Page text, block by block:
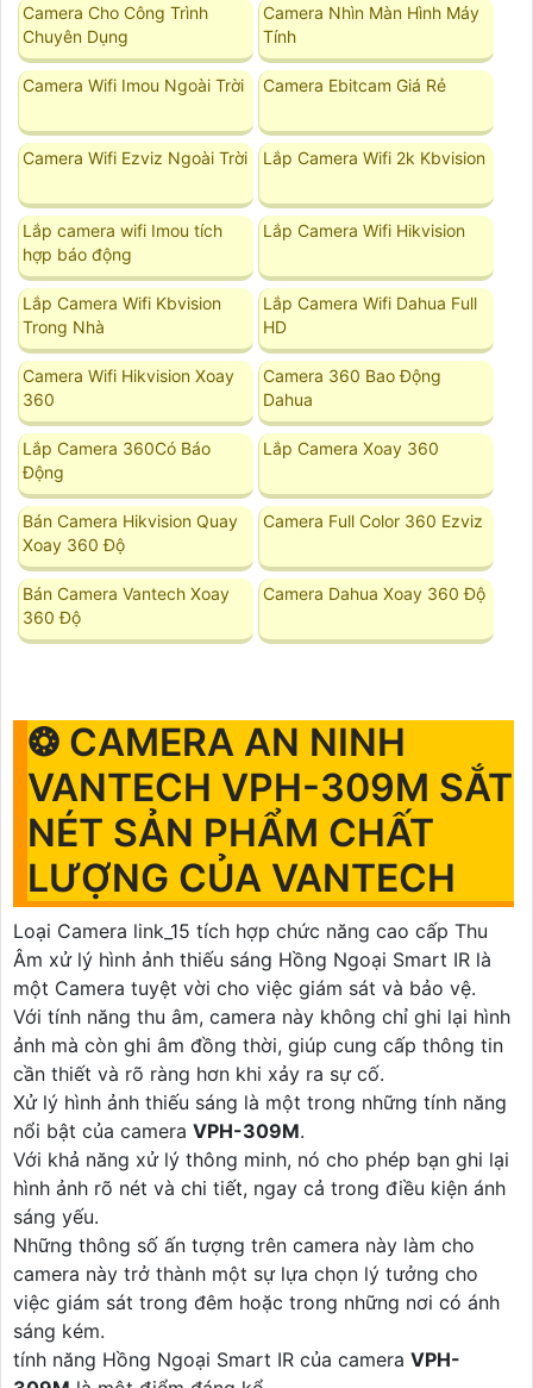
Camera Cho Công Trình
Chuyên Dụng
Camera Nhìn Màn Hình Máy
Tính
Camera Wifi Imou Ngoài Trời Camera Ebitcam Giá Rẻ
Camera Wifi Ezviz Ngoài Trời Lắp Camera Wifi 2k Kbvision
Lắp camera wifi Imou tích
hợp báo động
Lắp Camera Wifi Hikvision
Lắp Camera Wifi Kbvision
Trong Nhà
Lắp Camera Wifi Dahua Full
HD
Camera Wifi Hikvision Xoay
360
Camera 360 Bao Động
Dahua
Lắp Camera 360Có Báo
Động
Lắp Camera Xoay 360
Bán Camera Hikvision Quay
Xoay 360 Độ
Camera Full Color 360 Ezviz
Bán Camera Vantech Xoay
360 Độ
Camera Dahua Xoay 360 Độ
❂ CAMERA AN NINH
VANTECH VPH-309M SẮT
NÉT SẢN PHẨM CHẤT
LƯỢNG CỦA VANTECH
Loại Camera link_15 tích hợp chức năng cao cấp Thu
Âm xử lý hình ảnh thiếu sáng Hồng Ngoại Smart IR là
một Camera tuyệt vời cho việc giám sát và bảo vệ.
Với tính năng thu âm, camera này không chỉ ghi lại hình
ảnh mà còn ghi âm đồng thời, giúp cung cấp thông tin
cần thiết và rõ ràng hơn khi xảy ra sự cố.
Xử lý hình ảnh thiếu sáng là một trong những tính năng
nổi bật của camera VPH-309M.
Với khả năng xử lý thông minh, nó cho phép bạn ghi lại
hình ảnh rõ nét và chi tiết, ngay cả trong điều kiện ánh
sáng yếu.
Những thông số ấn tượng trên camera này làm cho
camera này trở thành một sự lựa chọn lý tưởng cho
việc giám sát trong đêm hoặc trong những nơi có ánh
sáng kém.
tính năng Hồng Ngoại Smart IR của camera VPH-